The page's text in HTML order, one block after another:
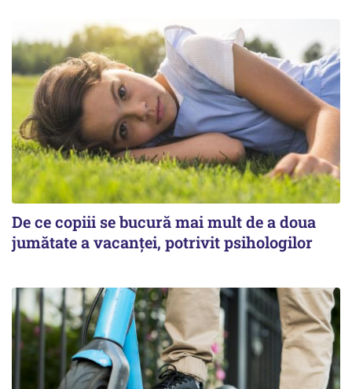
De ce copiii se bucură mai mult de a doua
jumătate a vacanței, potrivit psihologilor